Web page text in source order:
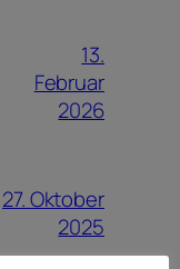
13.
Februar
2026
27. Oktober
2025